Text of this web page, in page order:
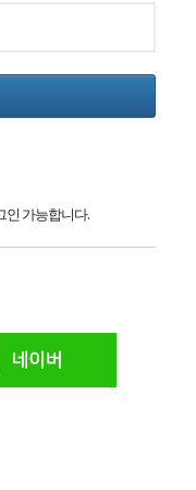
인 가능합니다.